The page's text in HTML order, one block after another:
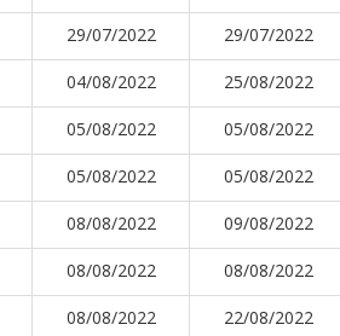
29/07/2022 29/07/2022
04/08/2022 25/08/2022
05/08/2022 05/08/2022
05/08/2022 05/08/2022
08/08/2022 09/08/2022
08/08/2022 08/08/2022
08/08/2022 22/08/2022